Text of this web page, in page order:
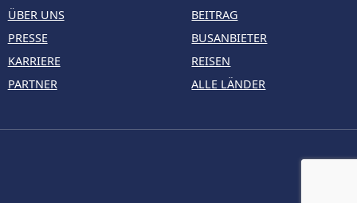
ÜBER UNS
PRESSE
KARRIERE
PARTNER
BEITRAG
BUSANBIETER
REISEN
ALLE LÄNDER